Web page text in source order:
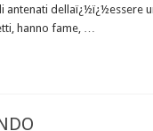
antenati dellaï¿½ï¿½essere
hanno fame, …